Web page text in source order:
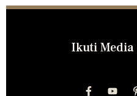
Ikuti Media